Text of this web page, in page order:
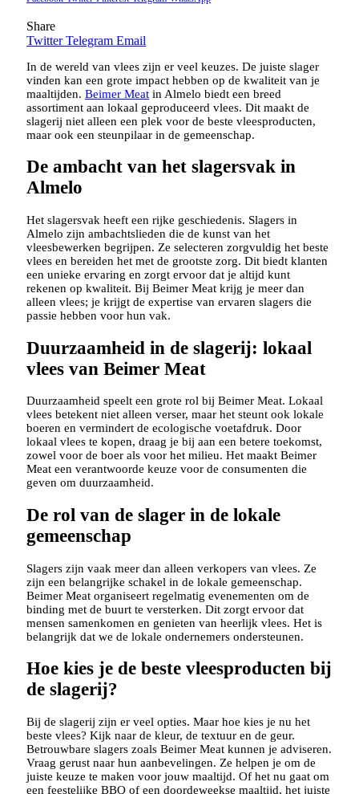
Share
Twitter Telegram Email
In de wereld van vlees zijn er veel keuzes. De juiste slager
vinden kan een grote impact hebben op de kwaliteit van je
maaltijden. Beimer Meat in Almelo biedt een breed
assortiment aan lokaal geproduceerd vlees. Dit maakt de
slagerij niet alleen een plek voor de beste vleesproducten,
maar ook een steunpilaar in de gemeenschap.
De ambacht van het slagersvak in
Almelo
Het slagersvak heeft een rijke geschiedenis. Slagers in
Almelo zijn ambachtslieden die de kunst van het
vleesbewerken begrijpen. Ze selecteren zorgvuldig het beste
vlees en bereiden het met de grootste zorg. Dit biedt klanten
een unieke ervaring en zorgt ervoor dat je altijd kunt
rekenen op kwaliteit. Bij Beimer Meat krijg je meer dan
alleen vlees; je krijgt de expertise van ervaren slagers die
passie hebben voor hun vak.
Duurzaamheid in de slagerij: lokaal
vlees van Beimer Meat
Duurzaamheid speelt een grote rol bij Beimer Meat. Lokaal
vlees betekent niet alleen verser, maar het steunt ook lokale
boeren en vermindert de ecologische voetafdruk. Door
lokaal vlees te kopen, draag je bij aan een betere toekomst,
zowel voor de boer als voor het milieu. Het maakt Beimer
Meat een verantwoorde keuze voor de consumenten die
geven om duurzaamheid.
De rol van de slager in de lokale
gemeenschap
Slagers zijn vaak meer dan alleen verkopers van vlees. Ze
zijn een belangrijke schakel in de lokale gemeenschap.
Beimer Meat organiseert regelmatig evenementen om de
binding met de buurt te versterken. Dit zorgt ervoor dat
mensen samenkomen en genieten van heerlijk vlees. Het is
belangrijk dat we de lokale ondernemers ondersteunen.
Hoe kies je de beste vleesproducten bij
de slagerij?
Bij de slagerij zijn er veel opties. Maar hoe kies je nu het
beste vlees? Kijk naar de kleur, de textuur en de geur.
Betrouwbare slagers zoals Beimer Meat kunnen je adviseren.
Vraag gerust naar hun aanbevelingen. Ze helpen je om de
juiste keuze te maken voor jouw maaltijd. Of het nu gaat om
een feestelijke BBQ of een doordeweekse maaltijd, het juiste